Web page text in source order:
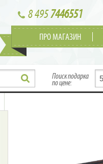
8 4957446551
ПРО МАГАЗИН
Поиск подарка
по цене: